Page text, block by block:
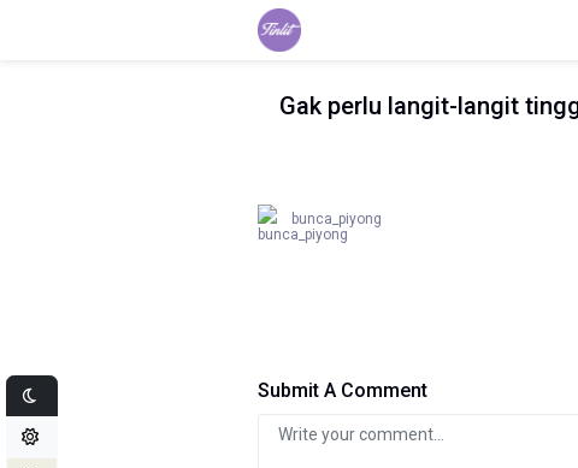
Gak perlu langit-langit
bunca_piyong
Submit A Comment